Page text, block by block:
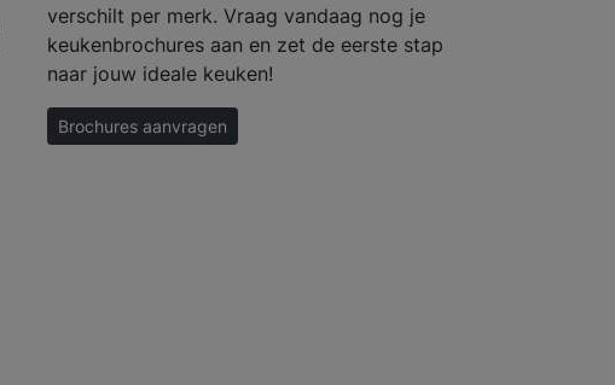
verschilt per merk. Vraag vandaag nog je
keukenbrochures aan en zet de eerste stap
naar jouw ideale keuken!
Brochures aanvragen